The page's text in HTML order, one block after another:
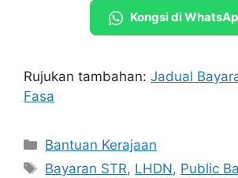
Kongsi di
Rujukan tambahan: Jadual
Fasa
Categories
Bantuan Kerajaan
Tags
Bayaran STR, LHDN, Public